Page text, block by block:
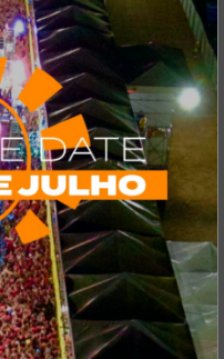
para a próxima vez que eu
RECENTES
completa do São João de